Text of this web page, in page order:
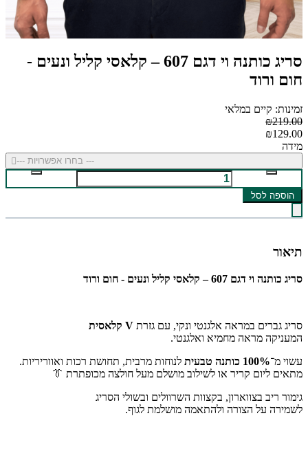
סריג כותנה וי דגם 607 – קלאסי קליל ונעים -
חום ורוד
זמינות: קיים במלאי
₪219.00
₪129.00
מידה
--- בחרו אפשרויות ---
הוספה לסל
תיאור
סריג כותנה וי דגם 607 – קלאסי קליל ונעים - חום ורוד
סריג גברים במראה אלגנטי ונקי, עם גזרת V קלאסית
המעניקה מראה מחמיא ואלגנטי.
עשוי מ־100% כותנה טבעית
לנוחות מרבית, תחושת רכות ואווריריות.
מתאים ליום קריר או לשילוב מושלם מעל חולצה מכופתרת 👔
גימור ריב בצווארון, בקצוות השרוולים ובשולי הסריג
לשמירה על הצורה ולהתאמה מושלמת לגוף.